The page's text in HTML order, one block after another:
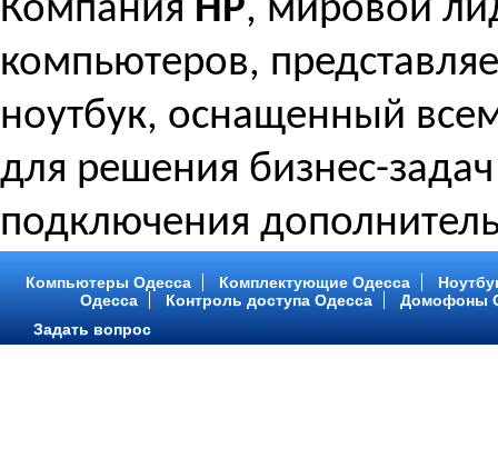
Компания HP, мировой
компьютеров,
ноутбук, оснащенный
для решения бизнес-
подключения
Компьютеры Одесса Комплектующие Одесса
Одесса
Контроль доступа Одесса
Домофоны
Задать вопрос